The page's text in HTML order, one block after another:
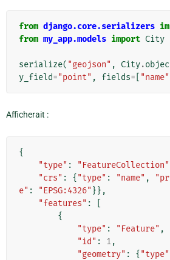
from django.core.serializers
from my_app.models import City
serialize( "geojson" , City.
y_field="point" , fields= "name"
Afficherait :
{
"type" : "FeatureCollection"
"crs" : { "type" : "name" ,
e" : "EPSG:4326" }},
"features" :
{
"type" : "Feature" ,
"id" : 1,
"geometry" : { "type"